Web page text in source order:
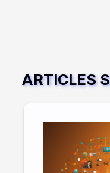
ARTICLES